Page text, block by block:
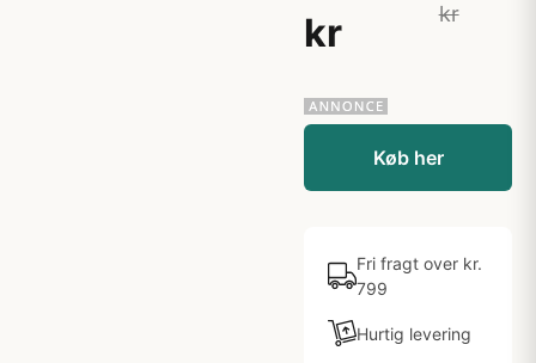
kr
kr
Køb her
Fri fragt over kr.
799
Hurtig levering